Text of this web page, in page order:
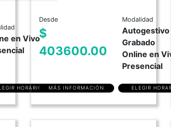
en Vivo
HORARIO
Desde
$
403600.00
Modalidad
Autogestivo
Grabado
Online en
Presencial
MÁS INFORMACIÓN ELEGIR